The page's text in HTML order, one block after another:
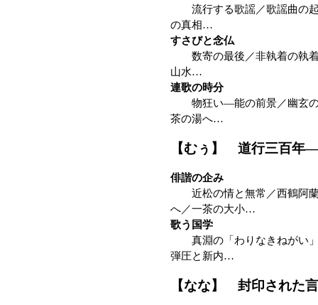
流行する歌謡／歌謡曲の起
の真相…
すさびと念仏
数寄の最後／非執着の執着
山水…
連歌の時分
物狂い—能の前景／幽玄の
茶の湯へ…
【むぅ】 道行三百年
俳諧の企み
近松の情と無常／西鶴阿蘭
へ／一茶の大小…
歌う国学
真淵の「わりなきねがい」
弾圧と新内…
【なな】 封印された